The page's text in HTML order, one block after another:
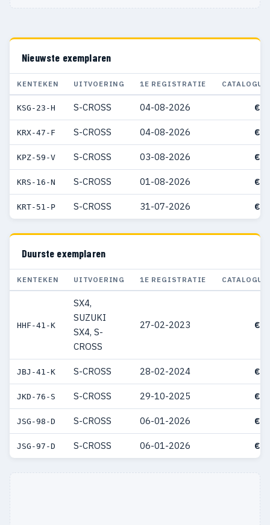
Nieuwste exemplaren
KENTEKEN UITVOERING 1E REGISTRATIE
KSG-23-H S-CROSS 04-08-2026 €
KRX-47-F S-CROSS 04-08-2026 €
KPZ-59-V S-CROSS 03-08-2026 €
KRS-16-N S-CROSS 01-08-2026 €
KRT-51-P S-CROSS 31-07-2026 €
Duurste exemplaren
KENTEKEN UITVOERING 1E REGISTRATIE
HHF-41-K
SX4,
SUZUKI
SX4, S-
CROSS
27-02-2023 €
JBJ-41-K S-CROSS 28-02-2024 €
JKD-76-S S-CROSS 29-10-2025 €
JSG-98-D S-CROSS 06-01-2026 €
JSG-97-D S-CROSS 06-01-2026 €